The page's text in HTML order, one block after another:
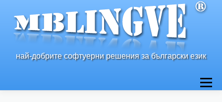
съдържанието
най-добрите софтуерни решения за български език
Меню